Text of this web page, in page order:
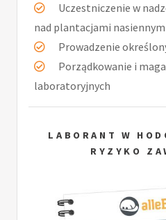
Uczestniczenie w
nad plantacjami
Prowadzenie
Porządkowanie i
laboratoryjnych
LABORANT W
RYZYKO